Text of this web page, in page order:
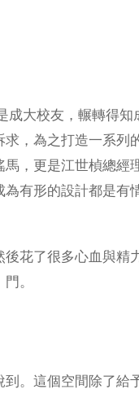
成大校友，輾轉得
，為之打造一系列
，更是江世楨總經
有形的設計都是有
花了很多心血與精
。
。這個空間除了給